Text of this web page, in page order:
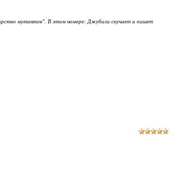
мутантов". В этом номере: Джубили скучает и пишет